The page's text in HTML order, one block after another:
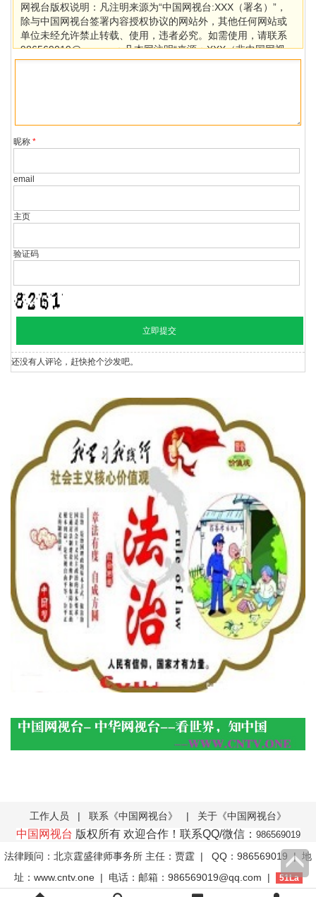
网视台版权说明：凡注明来源为“中国网视台:XXX（署名）”，
除与中国网视台签署内容授权协议的网站外，其他任何网站或
单位未经允许禁止转载、使用，违者必究。如需使用，请联系
986569019@qq.com；凡本网注明“来源：XXX（非中国网视
台）”的作品，均转载自其它媒体，目的在于传播更多信息，其
昵称*
email
主页
验证码
还没有人评论，赶快抢个沙发吧。
工作人员 | 联系《中国网视台》 | 关于《中国网视台》
中国网视台 版权所有 欢迎合作！联系QQ/微信： 986569019
法律顾问：北京霆盛律师事务所 主任：贾霆 | QQ：986569019 | 地
址：www.cntv.one | 电话：邮箱：986569019@qq.com |
51La